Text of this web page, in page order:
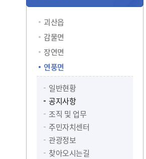
괴산읍
감물면
장연면
연풍면
일반현황
공지사항
조직 및 업무
주민자치센터
관광정보
찾아오시는길